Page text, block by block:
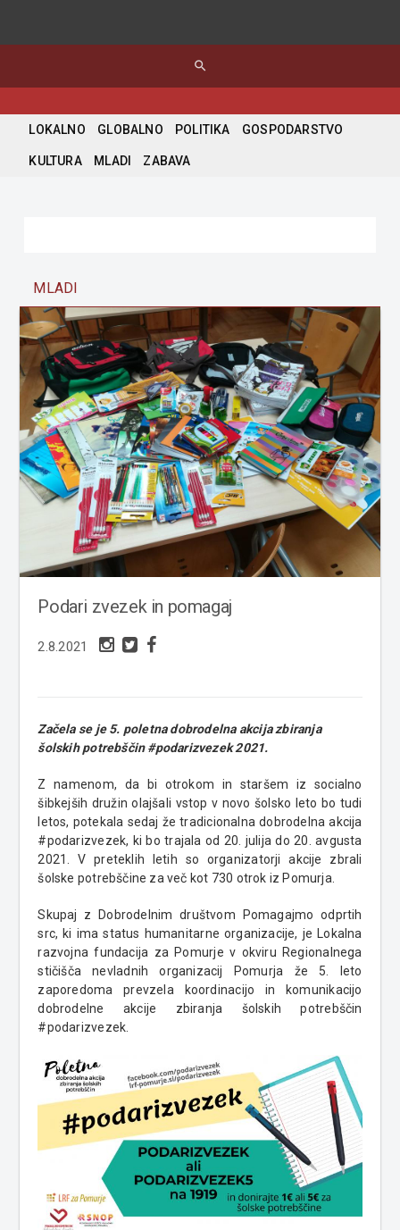
search
LOKALNO GLOBALNO POLITIKA GOSPODARSTVO
KULTURA MLADI ZABAVA
MLADI
Podari zvezek in pomagaj
2.8.2021
Začela se je 5. poletna dobrodelna akcija zbiranja
šolskih potrebščin #podarizvezek 2021.
Z namenom, da bi otrokom in staršem iz socialno
šibkejših družin olajšali vstop v novo šolsko leto bo tudi
letos, potekala sedaj že tradicionalna dobrodelna akcija
#podarizvezek, ki bo trajala od 20. julija do 20. avgusta
2021. V preteklih letih so organizatorji akcije zbrali
šolske potrebščine za več kot 730 otrok iz Pomurja.
Skupaj z Dobrodelnim društvom Pomagajmo odprtih
src, ki ima status humanitarne organizacije, je Lokalna
razvojna fundacija za Pomurje v okviru Regionalnega
stičišča nevladnih organizacij Pomurja že 5. leto
zaporedoma prevzela koordinacijo in komunikacijo
dobrodelne akcije zbiranja šolskih potrebščin
#podarizvezek.